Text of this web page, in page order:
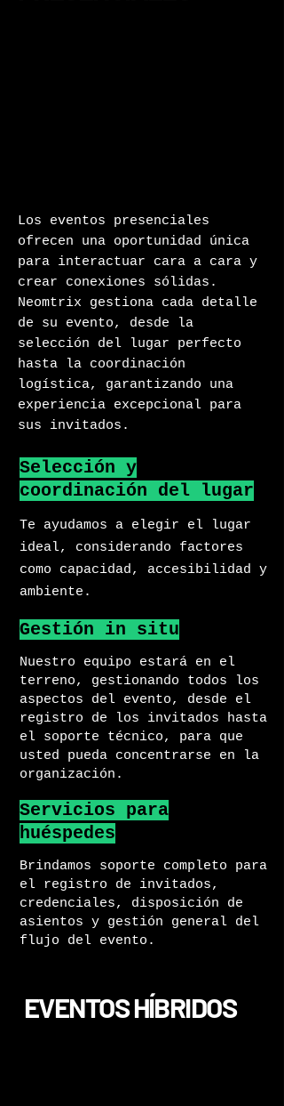
Los eventos presenciales
ofrecen una oportunidad única
para interactuar cara a cara y
crear conexiones sólidas.
Neomtrix gestiona cada detalle
de su evento, desde la
selección del lugar perfecto
hasta la coordinación
logística, garantizando una
experiencia excepcional para
sus invitados.
Selección y
coordinación del lugar
Te ayudamos a elegir el lugar
ideal, considerando factores
como capacidad, accesibilidad y
ambiente.
Gestión in situ
Nuestro equipo estará en el
terreno, gestionando todos los
aspectos del evento, desde el
registro de los invitados hasta
el soporte técnico, para que
usted pueda concentrarse en la
organización.
Servicios para
huéspedes
Brindamos soporte completo para
el registro de invitados,
credenciales, disposición de
asientos y gestión general del
flujo del evento.
EVENTOS HÍBRIDOS